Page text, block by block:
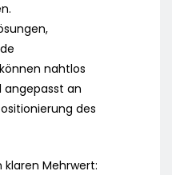
nahtlos
angepasst an
des
Mehrwert: